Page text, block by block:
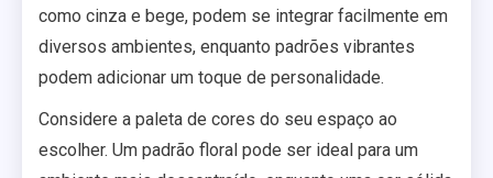
como cinza e bege, podem se integrar facilmente em
diversos ambientes, enquanto padrões vibrantes
podem adicionar um toque de personalidade.
Considere a paleta de cores do seu espaço ao
escolher. Um padrão floral pode ser ideal para um